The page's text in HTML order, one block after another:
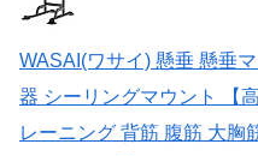
WASAI(ワサイ) 懸垂 懸垂
器 シーリングマウント 【
レーニング 背筋 腹筋 大胸